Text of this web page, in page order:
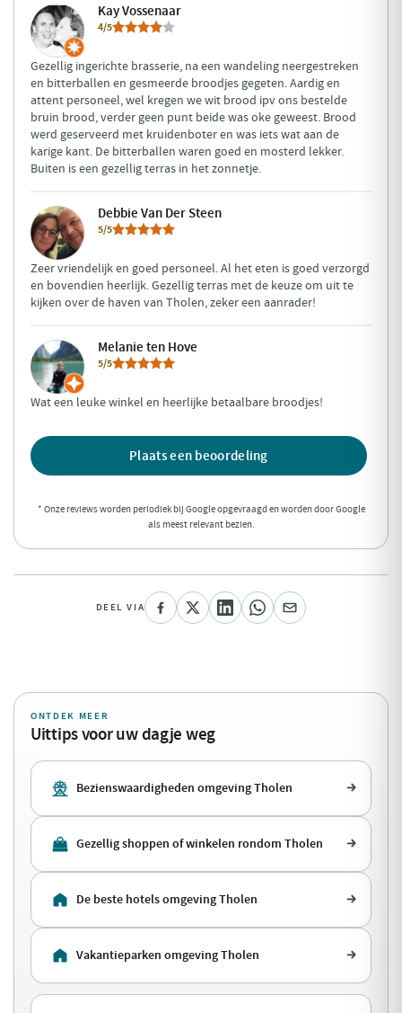
Kay Vossenaar
4/5
Gezellig ingerichte brasserie, na een wandeling neergestreken
en bitterballen en gesmeerde broodjes gegeten. Aardig en
attent personeel, wel kregen we wit brood ipv ons bestelde
bruin brood, verder geen punt beide was oke geweest. Brood
werd geserveerd met kruidenboter en was iets wat aan de
karige kant. De bitterballen waren goed en mosterd lekker.
Buiten is een gezellig terras in het zonnetje.
Debbie Van Der Steen
5/5
Zeer vriendelijk en goed personeel. Al het eten is goed verzorgd
en bovendien heerlijk. Gezellig terras met de keuze om uit te
kijken over de haven van Tholen, zeker een aanrader!
Melanie ten Hove
5/5
Wat een leuke winkel en heerlijke betaalbare broodjes!
Plaats een beoordeling
* Onze reviews worden periodiek bij Google opgevraagd en worden door Google
als meest relevant bezien.
DEEL VIA
ONTDEK MEER
Uittips voor uw dagje weg
Bezienswaardigheden omgeving Tholen
Gezellig shoppen of winkelen rondom Tholen
De beste hotels omgeving Tholen
Vakantieparken omgeving Tholen